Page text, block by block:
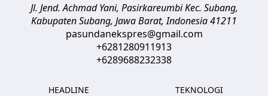
Jl. Jend. Achmad Yani, Pasirkareumbi Kec. Subang,
Kabupaten Subang, Jawa Barat,Indonesia41211
pasundanekspres@gmail.com
+6281280911913
+6289688232338
HEADLINE
TEKNOLOGI